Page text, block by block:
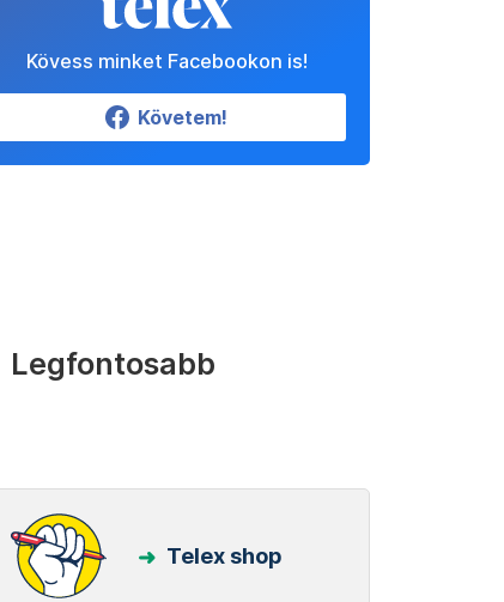
Kövess minket Facebookon is!
Követem!
Legfontosabb
Telex shop